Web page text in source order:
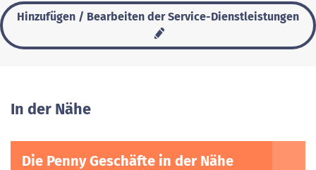
Hinzufügen / Bearbeiten der Service-Dienstleistungen
In der Nähe
Die Penny Geschäfte in der Nähe